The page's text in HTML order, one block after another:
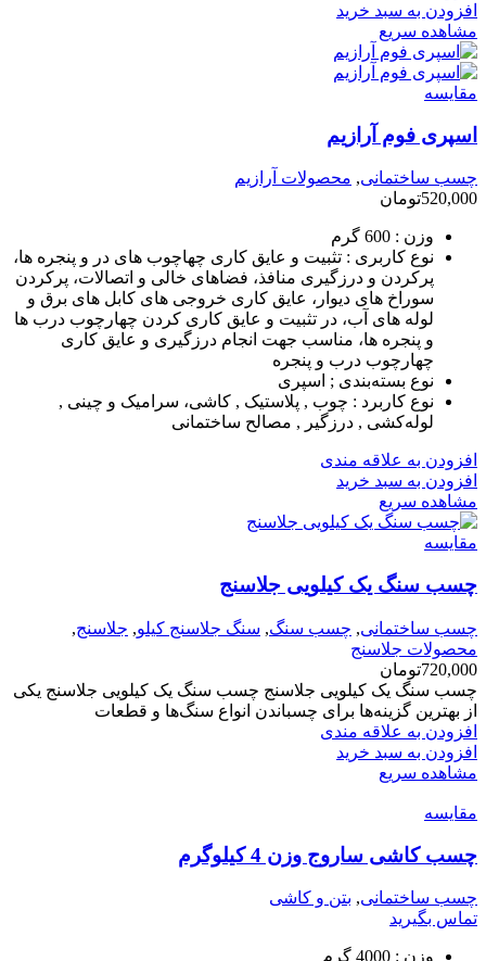
افزودن به سبد خرید
مشاهده سریع
مقایسه
اسپری فوم آرازیم
چسب ساختمانی, محصولات آرازیم
520,000تومان
وزن : 600 گرم
نوع کاربری : تثبیت و عایق کاری چهاچوب های در و پنجره ها،
پرکردن و درزگیری منافذ، فضاهای خالی و اتصالات، پرکردن
سوراخ های دیوار، عایق کاری خروجی های کابل های برق و
لوله های آب، در تثبیت و عایق کاری کردن چهارچوب درب ها
و پنجره ها، مناسب جهت انجام درزگیری و عایق کاری
چهارچوب درب و پنجره
نوع بسته‌بندی ; اسپری
نوع کاربرد : چوب , پلاستیک , کاشی، سرامیک و چینی ,
لوله‌کشی , درزگیر , مصالح ساختمانی
افزودن به علاقه مندی
افزودن به سبد خرید
مشاهده سریع
مقایسه
چسب سنگ یک کیلویی جلاسنج
چسب ساختمانی, چسب سنگ, سنگ جلاسنج کیلو, جلاسنج,
محصولات جلاسنج
720,000تومان
چسب سنگ یک کیلویی جلاسنج چسب سنگ یک کیلویی جلاسنج یکی
از بهترین گزینه‌ها برای چسباندن انواع سنگ‌ها و قطعات
افزودن به علاقه مندی
افزودن به سبد خرید
مشاهده سریع
مقایسه
چسب کاشی ساروج وزن 4 کیلوگرم
چسب ساختمانی, بتن و کاشی
تماس بگیرید
وزن : 4000 گرم